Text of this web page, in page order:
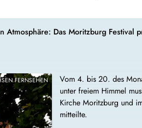
Das Moritzburg Festival
FERNSEHEN
Vom 4. bis 20. des
unter freiem Himmel
Kirche Moritzburg und
mitteilte.